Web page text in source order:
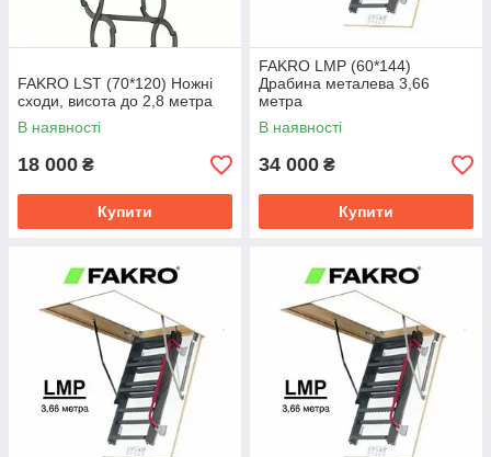
FAKRO LST (70*120) Ножні
сходи, висота до 2,8 метра
В наявності
18 000 ₴
Купити
FAKRO LMP (60*144)
Драбина металева 3,66
метра
В наявності
34 000 ₴
Купити